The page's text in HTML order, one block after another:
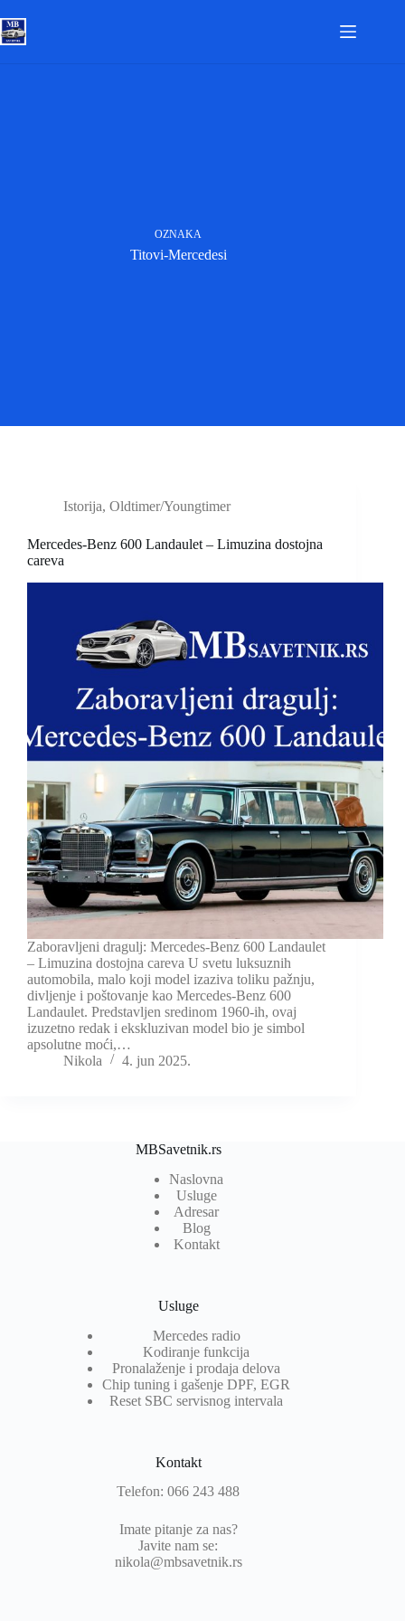
to
content
OZNAKA
Titovi-Mercedesi
Istorija, Oldtimer/Youngtimer
Mercedes-Benz 600 Landaulet – Limuzina dostojna
careva
Zaboravljeni dragulj: Mercedes-Benz 600 Landaulet
– Limuzina dostojna careva U svetu luksuznih
automobila, malo koji model izaziva toliku pažnju,
divljenje i poštovanje kao Mercedes-Benz 600
Landaulet. Predstavljen sredinom 1960-ih, ovaj
izuzetno redak i ekskluzivan model bio je simbol
apsolutne moći,…
Nikola
4. jun 2025.
MBSavetnik.rs
Naslovna
Usluge
Adresar
Blog
Kontakt
Usluge
Mercedes radio
Kodiranje funkcija
Pronalaženje i prodaja delova
Chip tuning i gašenje DPF, EGR
Reset SBC servisnog intervala
Kontakt
Telefon: 066 243 488
Imate pitanje za nas?
Javite nam se:
nikola@mbsavetnik.rs